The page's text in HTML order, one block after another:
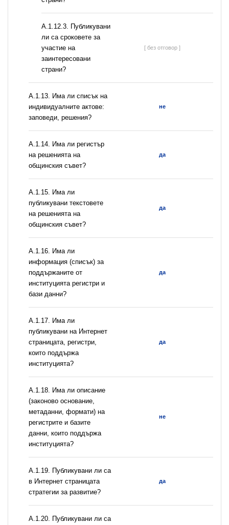
А.1.12.3. Публикувани
ли са сроковете за
участие на
заинтересовани
страни?
[ без отговор ]
А.1.13. Има ли списък на
индивидуалните актове:
заповеди, решения?
не
А.1.14. Има ли регистър
на решенията на
общинския съвет?
да
А.1.15. Има ли
публикувани текстовете
на решенията на
общинския съвет?
да
А.1.16. Има ли
информация (списък) за
поддържаните от
институцията регистри и
бази данни?
да
А.1.17. Има ли
публикувани на Интернет
страницата, регистри,
които поддържа
институцията?
да
А.1.18. Има ли описание
(законово основание,
метаданни, формати) на
регистрите и базите
данни, които поддържа
институцията?
не
А.1.19. Публикувани ли са
в Интернет страницата
стратегии за развитие?
да
А.1.20. Публикувани ли са